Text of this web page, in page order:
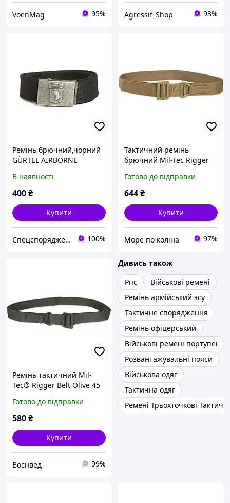
VoenMag 95% Agressif_Shop 93%
Ремінь брючний,чорний
GÜRTEL AIRBORNE
В наявності
400₴
Купити
Спецспорядження 100%
Тактичний ремінь
брючний Mil-Tec Rigger
L, довжина:135 см
Готово до відправки
644₴
Купити
Море по коліна 97%
Ремінь тактичний Mil-
Tec® Rigger Belt Olive 45
Готово до відправки
580₴
Купити
Воєнвед 99%
Дивись також
Рпс
Військові ремені
Ремінь армійський зсу
Тактичне спорядження
Ремінь офіцерський
Військові ремені портупеї
Розвантажувальні пояси
Військова одяг
Тактична одяг
Ремені Трьохточкові Тактичні